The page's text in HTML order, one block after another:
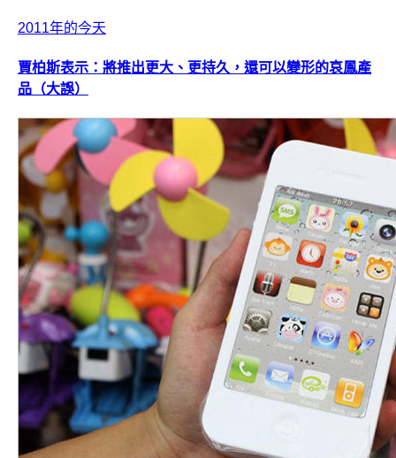
2011年的今天
賈柏斯表示：將推出更大、更持久，還可以變形的哀鳳產
品（大誤）